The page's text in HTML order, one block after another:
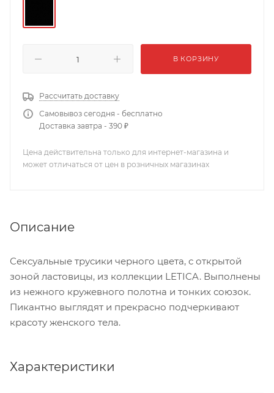
В КОРЗИНУ
Рассчитать доставку
Самовывоз сегодня - бесплатно
Доставка завтра - 390 ₽
Цена действительна только для интернет-магазина и
может отличаться от цен в розничных магазинах
Описание
Сексуальные трусики черного цвета, с открытой
зоной ластовицы, из коллекции LETICA. Выполнены
из нежного кружевного полотна и тонких союзок.
Пикантно выглядят и прекрасно подчеркивают
красоту женского тела.
Характеристики